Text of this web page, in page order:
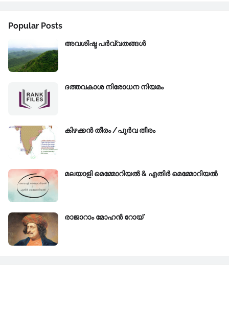
Popular Posts
അവശിഷ്ട പർവ്വതങ്ങൾ
ദത്തവകാശ നിരോധന നിയമം
കിഴക്കന്‍ തീരം /പൂർവ തീരം
മലയാളി മെമ്മോറിയൽ & എതിർ മെമ്മോറിയൽ
രാജാറാം മോഹൻ റോയ്‌